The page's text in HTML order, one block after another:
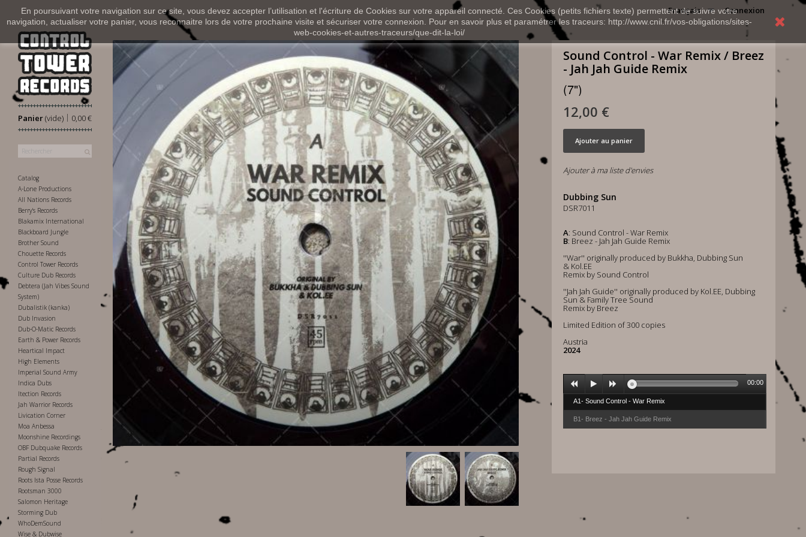
En poursuivant votre navigation sur ce site, vous devez accepter l’utilisation et l'écriture de Cookies sur votre appareil connecté. Ces Cookies (petits fichiers texte) permettent de suivre votre
navigation, actualiser votre panier, vous reconnaitre lors de votre prochaine visite et sécuriser votre connexion. Pour en savoir plus et paramétrer les traceurs: http://www.cnil.fr/vos-obligations/sites-
web-cookies-et-autres-traceurs/que-dit-la-loi/
Connexion
Français
Panier 0,00 €
|
(vide)
Catalog
A-Lone Productions
All Nations Records
Berry's Records
Blakamix International
Blackboard Jungle
Brother Sound
Chouette Records
Control Tower Records
Culture Dub Records
Debtera (Jah Vibes Sound
System)
Dubalistik (kanka)
Dub Invasion
Dub-O-Matic Records
Earth & Power Records
Heartical Impact
High Elements
Imperial Sound Army
Indica Dubs
Itection Records
Jah Warrior Records
Livication Corner
Moa Anbessa
Moonshine Recordings
OBF Dubquake Records
Partial Records
Rough Signal
Roots Ista Posse Records
Rootsman 3000
Salomon Heritage
Storming Dub
WhoDemSound
Wise & Dubwise
Sound Control - War Remix / Breez
- Jah Jah Guide Remix
(7")
12,00 €
Ajouter au panier
Ajouter à ma liste d'envies
Dubbing Sun
DSR7011
A: Sound Control - War Remix
B: Breez - Jah Jah Guide Remix
''War'' originally produced by Bukkha, Dubbing Sun
& Kol.EE
Remix by Sound Control
''Jah Jah Guide'' originally produced by Kol.EE, Dubbing
Sun & Family Tree Sound
Remix by Breez
Limited Edition of 300 copies
Austria
2024
A1- Sound Control - War Remix
B1- Breez - Jah Jah Guide Remix
00:00